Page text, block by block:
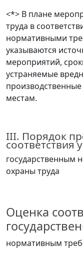
<*> В плане
труда в
нормативными
указываются
мероприятий,
устраняемые
местам.
III. Порядок
соответствия
государственным
охраны труда
Оценка
нормативным